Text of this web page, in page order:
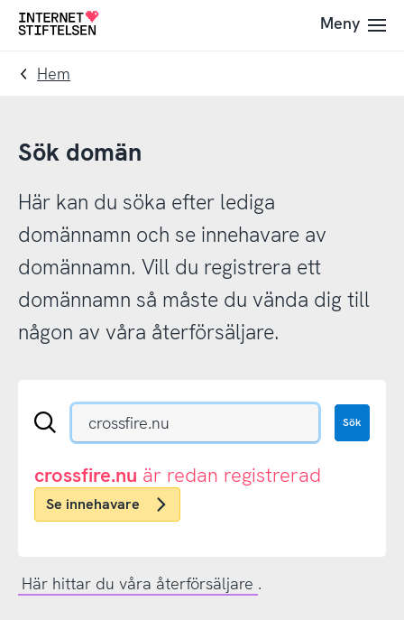
Till
navigering
Till
innehåll
Till
Meny
Hem
Sök domän
Här kan du söka efter lediga
domännamn och se innehavare av
domännamn. Vill du registrera ett
domännamn så måste du vända dig till
någon av våra återförsäljare.
Sök
eller
.nu-
domän
Sök
crossfire.nu är redan registrerad
Se innehavare
Här hittar du våra återförsäljare .